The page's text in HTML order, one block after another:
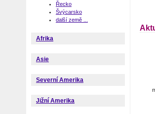
Řecko
Švýcarsko
další země ...
Afrika
Asie
Severní Amerika
Jižní Amerika